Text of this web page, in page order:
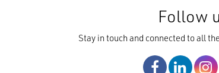
Follow
Stay in touch and connected to all